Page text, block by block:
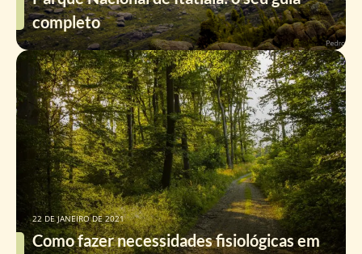
completo
Como fazer necessidades fisiológicas em
22 DE JANEIRO DE 2021